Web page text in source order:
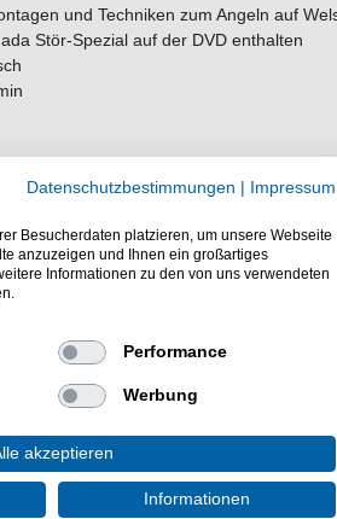
und Techniken zum Angeln auf
Stör-Spezial auf der DVD enthalten
auf der Taffi Tackle Catfish Unlimited
Etwas anderes haben
Taffi Team auch nicht erwartet. Mit
der Kreis der Triologie. Wieder ist es
zu setzen und weiterhin das
noch gewaltiger fällt die Taffi Tackle
Welsen auf Biegen und Brechen ziehen
mit Kommentaren und einer kräftigen
das Welsangeln bietet die Taffi Tackle
Highlight - ein Stör Spezial vom Fraser
inklusive und macht den Streifen zu einer
Datenschutzbestimmungen | Impressum
Besucherdaten platzieren, um unsere Webseite
anzuzeigen und Ihnen ein großartiges
Informationen zu den von uns verwendeten
Performance
Werbung
akzeptieren
Informationen